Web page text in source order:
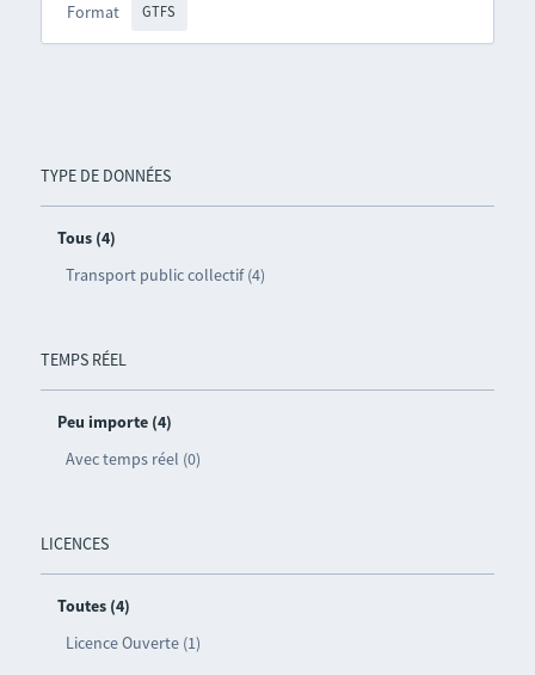
TYPE DE DONNÉES
Tous (4)
Transport public collectif (4)
TEMPS RÉEL
Peu importe (4)
Avec temps réel (0)
LICENCES
Toutes (4)
Licence Ouverte (1)
Format GTFS